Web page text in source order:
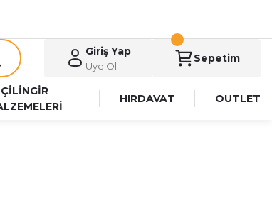
Giriş Yap
Üye Ol
Sepetim
ÇİLİNGİR
HIRDAVAT OUTLET